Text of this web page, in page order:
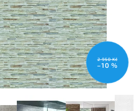
2 950 Kč
–10 %